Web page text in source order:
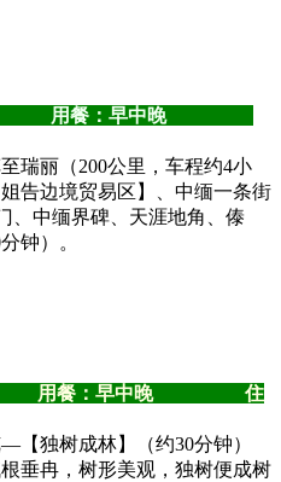
用餐：早中晚
瑞丽（200公里，车程约4小
告边境贸易区】、中缅一条街
、中缅界碑、天涯地角、傣
钟）。
-昆明 用餐：早中晚 住
【独树成林】（约30分钟）
垂冉，树形美观，独树便成树